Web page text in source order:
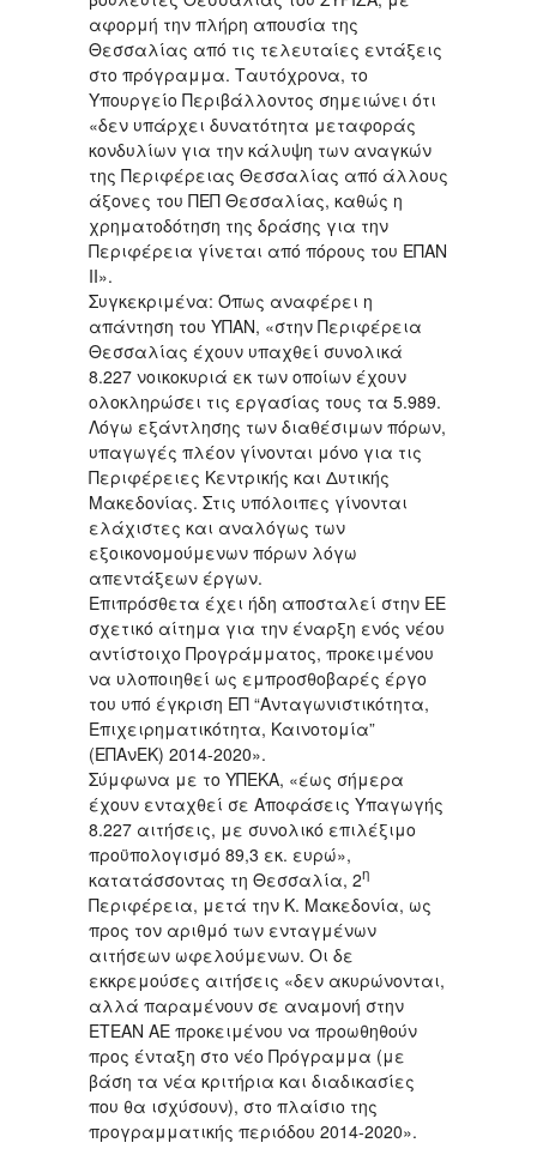
αφορμή την πλήρη απουσία της
Θεσσαλίας από τις τελευταίες εντάξεις
στο πρόγραμμα. Ταυτόχρονα, το
Υπουργείο Περιβάλλοντος σημειώνει ότι
«δεν υπάρχει δυνατότητα μεταφοράς
κονδυλίων για την κάλυψη των αναγκών
της Περιφέρειας Θεσσαλίας από άλλους
άξονες του ΠΕΠ Θεσσαλίας, καθώς η
χρηματοδότηση της δράσης για την
Περιφέρεια γίνεται από πόρους του ΕΠΑΝ
ΙΙ».
Συγκεκριμένα: Όπως αναφέρει η
απάντηση του ΥΠΑΝ, «στην Περιφέρεια
Θεσσαλίας έχουν υπαχθεί συνολικά
8.227 νοικοκυριά εκ των οποίων έχουν
ολοκληρώσει τις εργασίας τους τα 5.989.
Λόγω εξάντλησης των διαθέσιμων πόρων,
υπαγωγές πλέον γίνονται μόνο για τις
Περιφέρειες Κεντρικής και Δυτικής
Μακεδονίας. Στις υπόλοιπες γίνονται
ελάχιστες και αναλόγως των
εξοικονομούμενων πόρων λόγω
απεντάξεων έργων.
Επιπρόσθετα έχει ήδη αποσταλεί στην ΕΕ
σχετικό αίτημα για την έναρξη ενός νέου
αντίστοιχο Προγράμματος, προκειμένου
να υλοποιηθεί ως εμπροσθοβαρές έργο
του υπό έγκριση ΕΠ “Ανταγωνιστικότητα,
Επιχειρηματικότητα, Καινοτομία”
(ΕΠΑνΕΚ) 2014-2020».
Σύμφωνα με το ΥΠΕΚΑ, «έως σήμερα
έχουν ενταχθεί σε Αποφάσεις Υπαγωγής
8.227 αιτήσεις, με συνολικό επιλέξιμο
προϋπολογισμό 89,3 εκ. ευρώ»,
κατατάσσοντας τη Θεσσαλία, 2η
Περιφέρεια, μετά την Κ. Μακεδονία, ως
προς τον αριθμό των ενταγμένων
αιτήσεων ωφελούμενων. Οι δε
εκκρεμούσες αιτήσεις «δεν ακυρώνονται,
αλλά παραμένουν σε αναμονή στην
ΕΤΕΑΝ ΑΕ προκειμένου να προωθηθούν
προς ένταξη στο νέο Πρόγραμμα (με
βάση τα νέα κριτήρια και διαδικασίες
που θα ισχύσουν), στο πλαίσιο της
προγραμματικής περιόδου 2014-2020».